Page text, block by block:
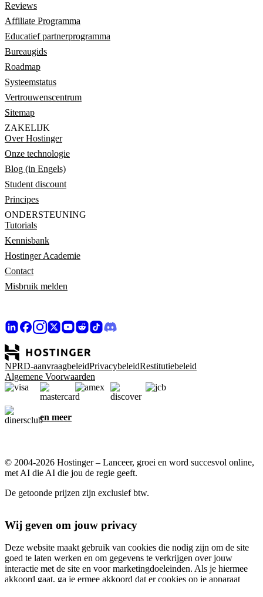
Reviews
Affiliate Programma
Educatief partnerprogramma
Bureaugids
Roadmap
Systeemstatus
Vertrouwenscentrum
Sitemap
ZAKELIJK
Over Hostinger
Onze technologie
Blog (in Engels)
Student discount
Principes
ONDERSTEUNING
Tutorials
Kennisbank
Hostinger Academie
Contact
Misbruik melden
NPRD-aanvraagbeleidPrivacybeleidRestitutiebeleid
Algemene Voorwaarden
en meer
© 2004-2026 Hostinger – Lanceer, groei en word succesvol online,
met AI die AI die jou de regie geeft.
De getoonde prijzen zijn exclusief btw.
Wij geven om jouw privacy
Deze website maakt gebruik van cookies die nodig zijn om de site
goed te laten werken en om gegevens te verkrijgen over jouw
interactie met de site en voor marketingdoeleinden. Als je hiermee
akkoord gaat, ga je ermee akkoord dat er cookies op je apparaat